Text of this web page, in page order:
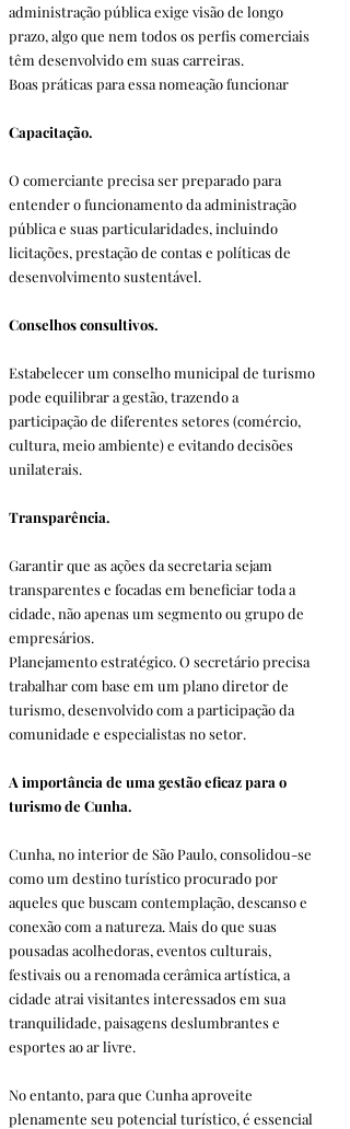
administração pública exige visão de longo
prazo, algo que nem todos os perfis comerciais
têm desenvolvido em suas carreiras.
Boas práticas para essa nomeação funcionar
Capacitação.
O comerciante precisa ser preparado para
entender o funcionamento da administração
pública e suas particularidades, incluindo
licitações, prestação de contas e políticas de
desenvolvimento sustentável.
Conselhos consultivos.
Estabelecer um conselho municipal de turismo
pode equilibrar a gestão, trazendo a
participação de diferentes setores (comércio,
cultura, meio ambiente) e evitando decisões
unilaterais.
Transparência.
Garantir que as ações da secretaria sejam
transparentes e focadas em beneficiar toda a
cidade, não apenas um segmento ou grupo de
empresários.
Planejamento estratégico. O secretário precisa
trabalhar com base em um plano diretor de
turismo, desenvolvido com a participação da
comunidade e especialistas no setor.
A importância de uma gestão eficaz para o
turismo de Cunha.
Cunha, no interior de São Paulo, consolidou-se
como um destino turístico procurado por
aqueles que buscam contemplação, descanso e
conexão com a natureza. Mais do que suas
pousadas acolhedoras, eventos culturais,
festivais ou a renomada cerâmica artística, a
cidade atrai visitantes interessados em sua
tranquilidade, paisagens deslumbrantes e
esportes ao ar livre.
No entanto, para que Cunha aproveite
plenamente seu potencial turístico, é essencial